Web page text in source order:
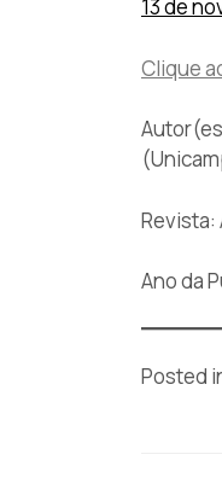
13 de
Clique
Ano da
Posted